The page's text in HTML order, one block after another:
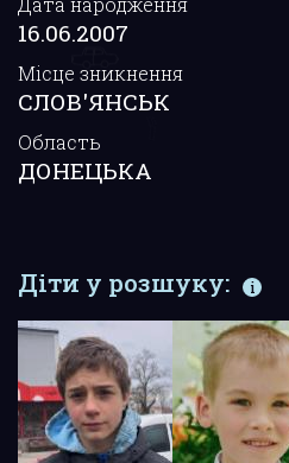
16.06.2007
Місце зникнення
СЛОВ'ЯНСЬК
Область
ДОНЕЦЬКА
Діти у розшуку: